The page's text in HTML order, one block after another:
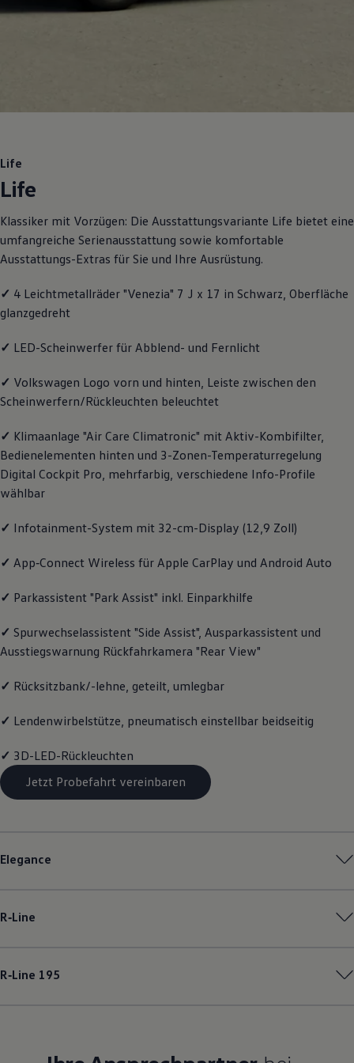
Motorenöl und Flüssigkeiten
Volkswagen Teile
Schutz und Pflege
Handy und Fahrzeug verbinden
Updates für Software, Karten und Radio
Über Ihr Auto
Vorgängermodelle
Volkswagen Kundenbetreuung
Digitale Betriebsanleitung
Live Beratung
Lifestyle
Transport
Familie
Volkswagen R
Pannen- und Unfallhilfe
Volkswagen Kundenbetreuung
Life
Life
Klassiker mit Vorzügen: Die Ausstattungsvariante Life bietet eine
umfangreiche Serienausstattung sowie komfortable
Ausstattungs-Extras für Sie und Ihre Ausrüstung.
✓ 4 Leichtmetallräder "Venezia" 7 J x 17 in Schwarz, Oberfläche
glanzgedreht
✓ LED-Scheinwerfer für Abblend- und Fernlicht
✓ Volkswagen Logo vorn und hinten, Leiste zwischen den
Scheinwerfern/Rückleuchten beleuchtet
✓ Klimaanlage "Air Care Climatronic" mit Aktiv-Kombifilter,
Bedienelementen hinten und 3-Zonen-Temperaturregelung
Digital Cockpit Pro, mehrfarbig, verschiedene Info-Profile
wählbar
✓ Infotainment-System mit 32-cm-Display (12,9 Zoll)
✓ App‑Connect Wireless für Apple CarPlay und Android Auto
✓ Parkassistent "Park Assist" inkl. Einparkhilfe
✓ Spurwechselassistent "Side Assist", Ausparkassistent und
Ausstiegswarnung Rückfahrkamera "Rear View"
✓ Rücksitzbank/-lehne, geteilt, umlegbar
✓ Lendenwirbelstütze, pneumatisch einstellbar beidseitig
✓ 3D-LED-Rückleuchten
Jetzt Probefahrt vereinbaren
Elegance
R‑Line
R‑Line 195